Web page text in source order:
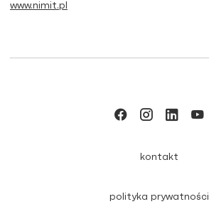
www.nimit.pl
kontakt
polityka prywatności